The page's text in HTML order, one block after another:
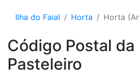
Ilha do Faial Horta Horta
Código Postal da
Pasteleiro